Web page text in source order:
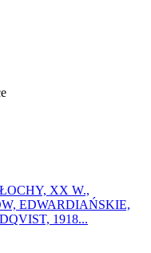
XX W.,
EDWARDIAŃSKIE,
1918...